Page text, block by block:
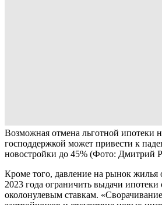
Возможная отмена льготной ипотеки
господдержкой может привести к
новостройки до 45% (Фото: Дмитрий
Кроме того, давление на рынок жилья
2023 года ограничить выдачи
околонулевым ставкам.